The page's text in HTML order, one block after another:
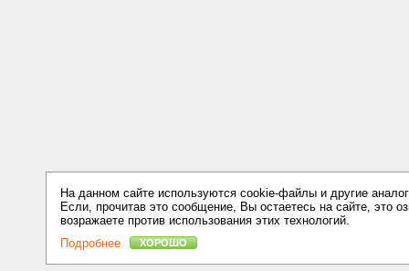
На данном сайте используются cookie-файлы и другие
Если, прочитав это сообщение, Вы остаетесь на сайте, это
возражаете против использования этих технологий.
Подробнее
ХОРОШО